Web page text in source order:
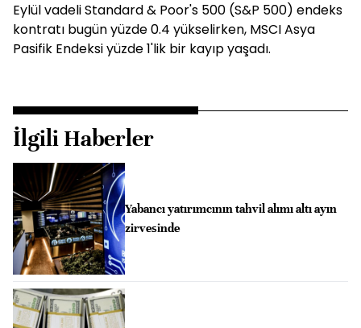
Eylül vadeli Standard & Poor's 500 (S&P 500) endeks
kontratı bugün yüzde 0.4 yükselirken, MSCI Asya
Pasifik Endeksi yüzde 1'lik bir kayıp yaşadı.
İlgili Haberler
Yabancı yatırımcının tahvil alımı altı ayın
zirvesinde